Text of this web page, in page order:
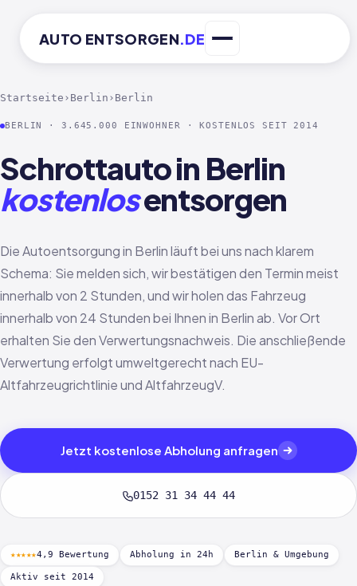
AUTO ENTSORGEN.DE
Startseite › Berlin › Berlin
BERLIN · 3.645.000 EINWOHNER · KOSTENLOS SEIT 2014
Schrottauto in Berlin
kostenlosentsorgen
Die Autoentsorgung in Berlin läuft bei uns nach klarem
Schema: Sie melden sich, wir bestätigen den Termin meist
innerhalb von 2 Stunden, und wir holen das Fahrzeug
innerhalb von 24 Stunden bei Ihnen in Berlin ab. Vor Ort
erhalten Sie den Verwertungsnachweis. Die anschließende
Verwertung erfolgt umweltgerecht nach EU-
Altfahrzeugrichtlinie und AltfahrzeugV.
Jetzt kostenlose Abholung anfragen
0152 31 34 44 44
★★★★★4,9 Bewertung Abholung in 24h Berlin & Umgebung
Aktiv seit 2014